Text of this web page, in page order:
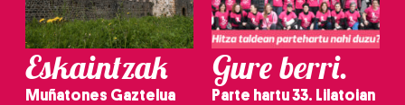
Eskaintzak
Muñatones Gaztelua
Gure berri.
Parte hartu 33. Lilatoian